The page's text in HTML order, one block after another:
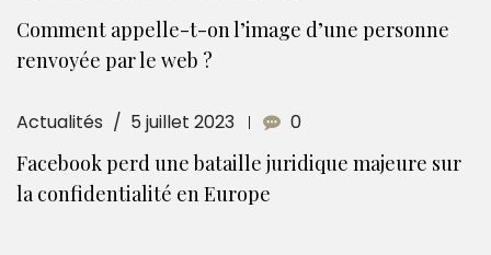
Comment appelle-t-on l’image d’une personne
renvoyée par le web ?
Actualités 5 juillet 2023 0
Facebook perd une bataille juridique majeure sur
la confidentialité en Europe